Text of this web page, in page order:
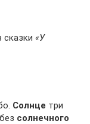
«У
Солнце три
солнечного